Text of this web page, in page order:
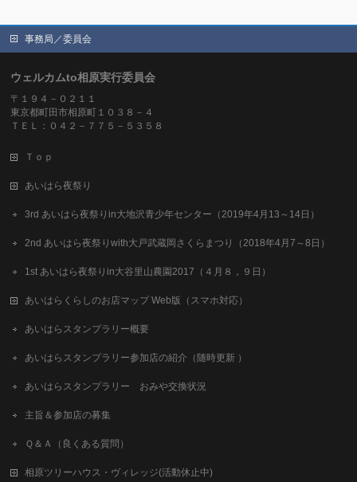
事務局／委員会
ウェルカムto相原実行委員会
〒１９４－０２１１
東京都町田市相原町１０３８－４
ＴＥＬ：０４２－７７５－５３５８
Ｔｏｐ
あいはら夜祭り
3rd あいはら夜祭りin大地沢青少年センター（2019年4月13～14日）
2nd あいはら夜祭りwith大戸武蔵岡さくらまつり（2018年4月7～8日）
1st あいはら夜祭りin大谷里山農園2017（４月８，９日）
あいはらくらしのお店マップ Web版（スマホ対応）
あいはらスタンプラリー概要
あいはらスタンプラリー参加店の紹介（随時更新 ）
あいはらスタンプラリー おみや交換状況
主旨＆参加店の募集
Ｑ＆Ａ（良くある質問）
相原ツリーハウス・ヴィレッジ(活動休止中)